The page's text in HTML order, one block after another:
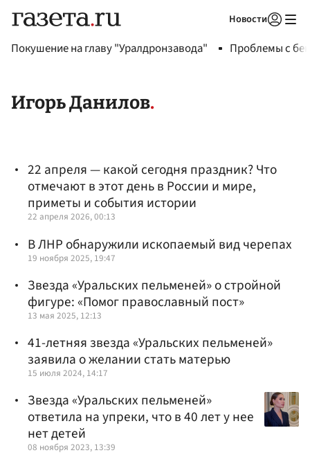
Новости
Покушение на главу "Уралдронзавода" Проблемы с
Игорь Данилов
22 апреля — какой сегодня праздник? Что
отмечают в этот день в России и мире,
приметы и события истории
22 апреля 2026, 00:13
В ЛНР обнаружили ископаемый вид черепах
19 ноября 2025, 19:47
Звезда «Уральских пельменей» о стройной
фигуре: «Помог православный пост»
13 мая 2025, 12:13
41-летняя звезда «Уральских пельменей»
заявила о желании стать матерью
15 июля 2024, 14:17
Звезда «Уральских пельменей»
ответила на упреки, что в 40 лет у нее
нет детей
08 ноября 2023, 13:39